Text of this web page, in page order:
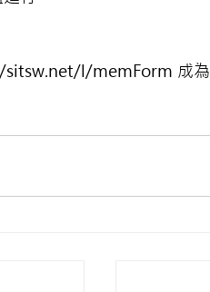
l/memForm 成